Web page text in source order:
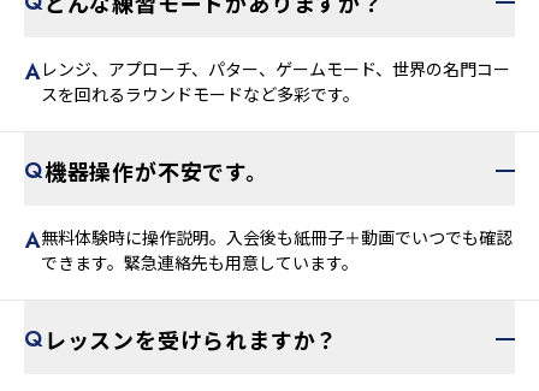
レンジ、アプローチ、パター、ゲームモード、世界の名門コー
スを回れるラウンドモードなど多彩です。
機器操作が不安です。
無料体験時に操作説明。入会後も紙冊子＋動画でいつでも確認
できます。緊急連絡先も用意しています。
レッスンを受けられますか？